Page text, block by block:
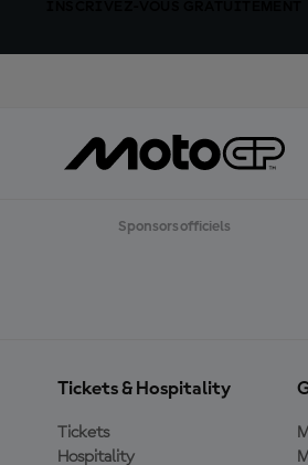
Sponsors officiels
Tickets & Hospitality
Tickets
Hospitality